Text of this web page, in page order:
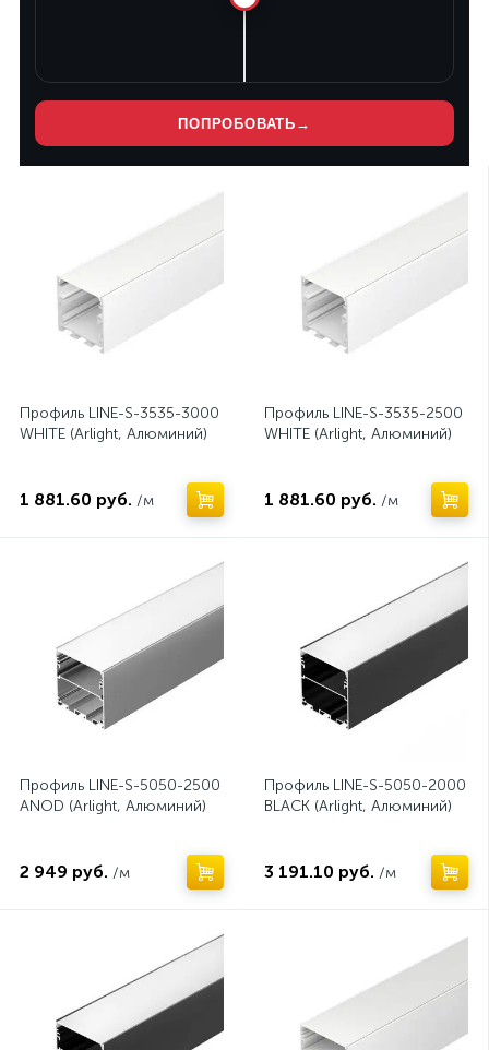
ПОПРОБОВАТЬ →
Профиль LINE-S-3535-3000
WHITE (Arlight, Алюминий)
1 881.60 руб. /м
Профиль LINE-S-3535-2500
WHITE (Arlight, Алюминий)
1 881.60 руб. /м
Профиль LINE-S-5050-2500
ANOD (Arlight, Алюминий)
2 949 руб. /м
Профиль LINE-S-5050-2000
BLACK (Arlight, Алюминий)
3 191.10 руб. /м